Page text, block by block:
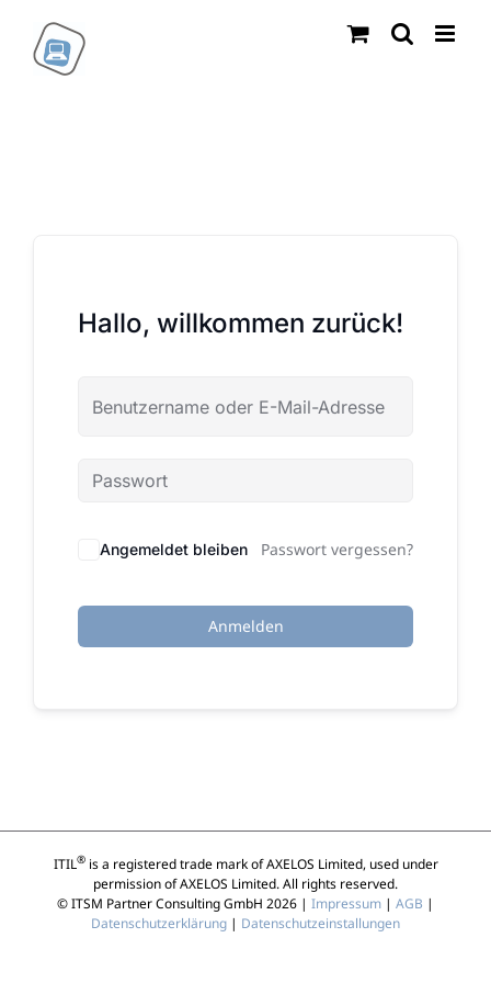
Inhalt
springen
Hallo, willkommen zurück!
Angemeldet bleiben Passwort vergessen?
Anmelden
ITIL®is a registered trade mark of AXELOS Limited, used under
permission of AXELOS Limited. All rights reserved.
© ITSM Partner Consulting GmbH 2026 | Impressum | AGB |
Datenschutzerklärung | Datenschutzeinstallungen